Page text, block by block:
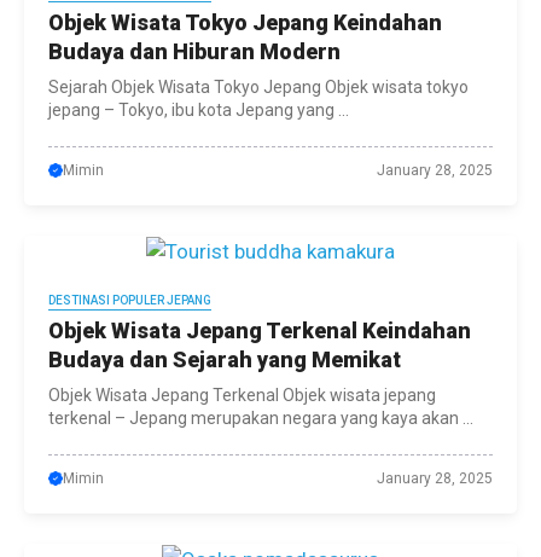
Objek Wisata Tokyo Jepang Keindahan
Budaya dan Hiburan Modern
Sejarah Objek Wisata Tokyo Jepang Objek wisata tokyo
jepang – Tokyo, ibu kota Jepang yang ...
Mimin January 28, 2025
DESTINASI POPULER JEPANG
Objek Wisata Jepang Terkenal Keindahan
Budaya dan Sejarah yang Memikat
Objek Wisata Jepang Terkenal Objek wisata jepang
terkenal – Jepang merupakan negara yang kaya akan ...
Mimin January 28, 2025